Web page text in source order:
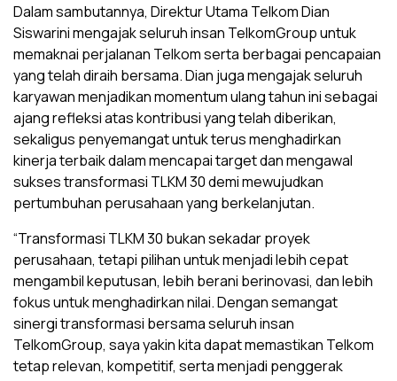
Dalam sambutannya, Direktur Utama Telkom Dian
Siswarini mengajak seluruh insan TelkomGroup untuk
memaknai perjalanan Telkom serta berbagai pencapaian
yang telah diraih bersama. Dian juga mengajak seluruh
karyawan menjadikan momentum ulang tahun ini sebagai
ajang refleksi atas kontribusi yang telah diberikan,
sekaligus penyemangat untuk terus menghadirkan
kinerja terbaik dalam mencapai target dan mengawal
sukses transformasi TLKM 30 demi mewujudkan
pertumbuhan perusahaan yang berkelanjutan.
“Transformasi TLKM 30 bukan sekadar proyek
perusahaan, tetapi pilihan untuk menjadi lebih cepat
mengambil keputusan, lebih berani berinovasi, dan lebih
fokus untuk menghadirkan nilai. Dengan semangat
sinergi transformasi bersama seluruh insan
TelkomGroup, saya yakin kita dapat memastikan Telkom
tetap relevan, kompetitif, serta menjadi penggerak